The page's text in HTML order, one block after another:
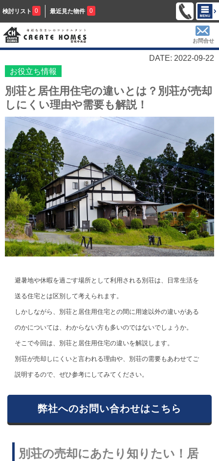
検討リスト 0 最近見た物件 0
お問合せ
DATE: 2022-09-22
お役立ち情報
別荘と居住用住宅の違いとは？別荘が売却
しにくい理由や需要も解説！
避暑地や休暇を過ごす場所として利用される別荘は、日常生活を
送る住宅とは区別して考えられます。
しかしながら、別荘と居住用住宅との間に用途以外の違いがある
のかについては、わからない方も多いのではないでしょうか。
そこで今回は、別荘と居住用住宅の違いを解説します。
別荘が売却しにくいと言われる理由や、別荘の需要もあわせてご
説明するので、ぜひ参考にしてみてください。
弊社へのお問い合わせはこちら
別荘の売却にあたり知りたい！居